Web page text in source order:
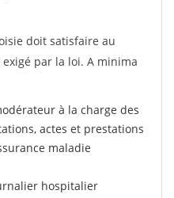
doit satisfaire au
par la loi. A minima
à la charge des
actes et prestations
maladie
hospitalier